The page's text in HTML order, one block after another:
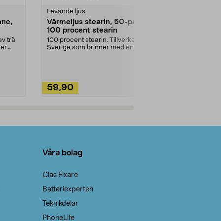
trä
Levande ljus
Värmeljus stearin, 50-pack,
100 procent stearin
100 procent stearin. Tillverkade i
Sverige som brinner med en
59,90
Våra bolag
Clas Fixare
Batteriexperten
Teknikdelar
PhoneLife